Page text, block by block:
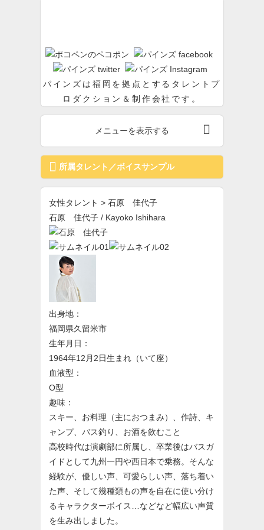
パインズは福岡を拠点とするタレントプ
ロダクション＆制作会社です。
メニューを表示する 
 所属タレント／ボイスサンプル
女性タレント > 石原 佳代子
石原 佳代子 / Kayoko Ishihara
出身地：
福岡県久留米市
生年月日：
1964年12月2日生まれ（いて座）
血液型：
O型
趣味：
スキー、お料理（主におつまみ）、作詩、キ
ャンプ、バス釣り、お酒を飲むこと
高校時代は演劇部に所属し、卒業後はバスガ
イドとして九州一円や西日本で乗務。そんな
経験が、優しい声、可愛らしい声、落ち着い
た声、そして幾種類もの声を自在に使い分け
るキャラクターボイス…などなど幅広い声質
を生み出しました。